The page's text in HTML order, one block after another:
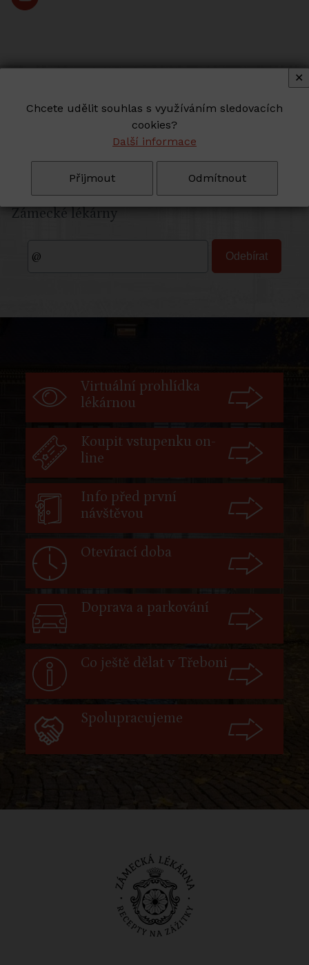
NEWSLETTER
Zadejte svůj e-mail pro odběr novinek ze
Zámecké lékárny
Virtuální prohlídka
lékárnou
Koupit vstupenku on-
line
Info před první
návštěvou
Otevírací doba
Doprava a parkování
Co ještě dělat v Třeboni
Spolupracujeme
Chcete udělit souhlas s využíváním sledovacích
cookies?
Další informace
Přijmout Odmítnout
✕